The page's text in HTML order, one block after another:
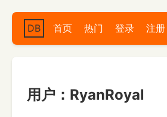
DB 首页 热门 登录 注册
用户：RyanRoyal